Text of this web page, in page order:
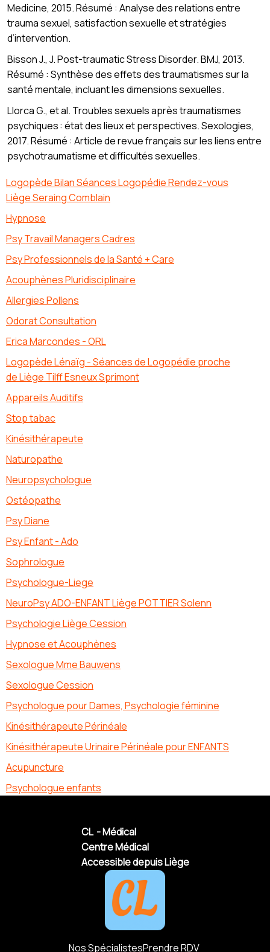
Medicine, 2015. Résumé : Analyse des relations entre
trauma sexuel, satisfaction sexuelle et stratégies
d’intervention.
Bisson J., J. Post-traumatic Stress Disorder. BMJ, 2013.
Résumé : Synthèse des effets des traumatismes sur la
santé mentale, incluant les dimensions sexuelles.
Llorca G., et al. Troubles sexuels après traumatismes
psychiques : état des lieux et perspectives. Sexologies,
2017. Résumé : Article de revue français sur les liens entre
psychotraumatisme et difficultés sexuelles.
Logopède Bilan Séances Logopédie Rendez-vous
Liège Seraing Comblain
Hypnose
Psy Travail Managers Cadres
Psy Professionnels de la Santé + Care
Acouphènes Pluridisciplinaire
Allergies Pollens
Odorat Consultation
Erica Marcondes - ORL
Logopède Lénaïg - Séances de Logopédie proche
de Liège Tilff Esneux Sprimont
Appareils Auditifs
Stop tabac
Kinésithérapeute
Naturopathe
Neuropsychologue
Ostéopathe
Psy Diane
Psy Enfant - Ado
Sophrologue
Psychologue-Liege
NeuroPsy ADO-ENFANT Liège POTTIER Solenn
Psychologie Liège Cession
Hypnose et Acouphènes
Sexologue Mme Bauwens
Sexologue Cession
Psychologue pour Dames, Psychologie féminine
Kinésithérapeute Périnéale
Kinésithérapeute Urinaire Périnéale pour ENFANTS
Acupuncture
Psychologue enfants
CL - Médical
Centre Médical
Accessible depuis Liège
Nos SpécialistesPrendre RDV